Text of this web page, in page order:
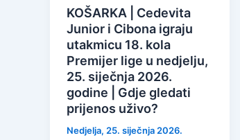
KOŠARKA | Cedevita
Junior i Cibona igraju
utakmicu 18. kola
Premijer lige u nedjelju,
25. siječnja 2026.
godine | Gdje gledati
prijenos uživo?
Nedjelja, 25. siječnja 2026.